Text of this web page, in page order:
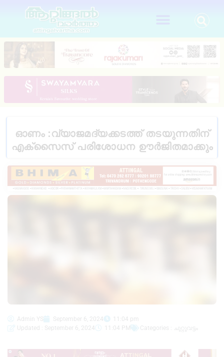
ഓണം :വ്യാജമദ്യക്കടത്ത് തടയുന്നതിന്
എക്‌സൈസ് പരിശോധന ഊർജിതമാക്കും
Admin YS September 6, 2024
11:04 pm
Updated : September 6, 2024
11:04 PM Categories : ചുറ്റുവട്ടം